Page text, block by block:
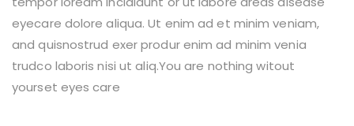
eyecare dolore aliqua. Ut enim ad et minim veniam,
and quisnostrud exer produr enim ad minim venia
trudco laboris nisi ut aliq.You are nothing witout
yourset eyes care